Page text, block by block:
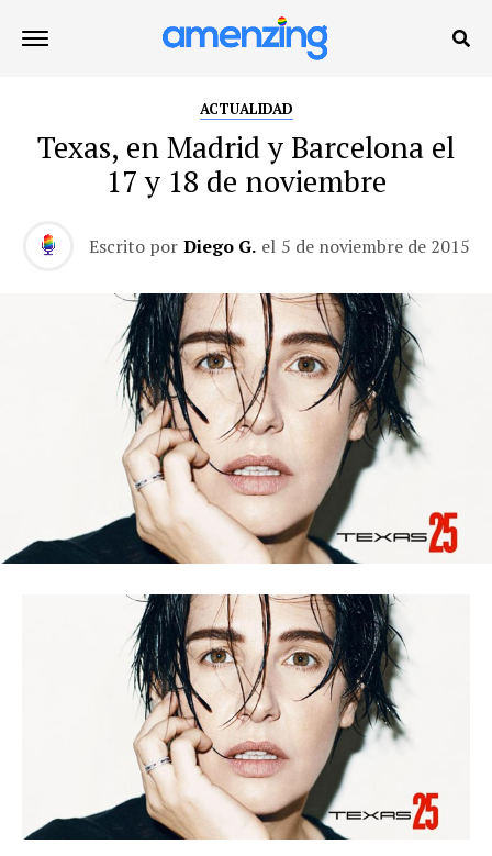
ACTUALIDAD
Texas, en Madrid y Barcelona el
17 y 18 de noviembre
Escrito por Diego G. el 5 de noviembre de 2015